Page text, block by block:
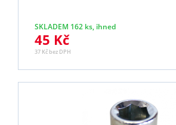
SKLADEM 162 ks, ihned
45 Kč
37 Kč bez DPH